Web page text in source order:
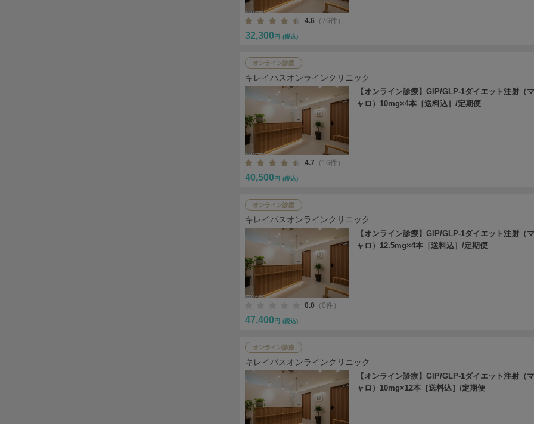
4.6 （76件）
32,300 円 (税込)
オンライン診療
キレイパスオンラインクリニック
【オンライン診療】GIP/GLP-1ダイエット注射（
ャロ）10mg×4本［送料込］/定期便
4.7 （16件）
40,500 円 (税込)
オンライン診療
キレイパスオンラインクリニック
【オンライン診療】GIP/GLP-1ダイエット注射（
ャロ）12.5mg×4本［送料込］/定期便
0.0 （0件）
47,400 円 (税込)
オンライン診療
キレイパスオンラインクリニック
【オンライン診療】GIP/GLP-1ダイエット注射（
ャロ）10mg×12本［送料込］/定期便